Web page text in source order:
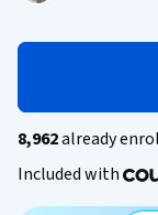
8,962already
Included with